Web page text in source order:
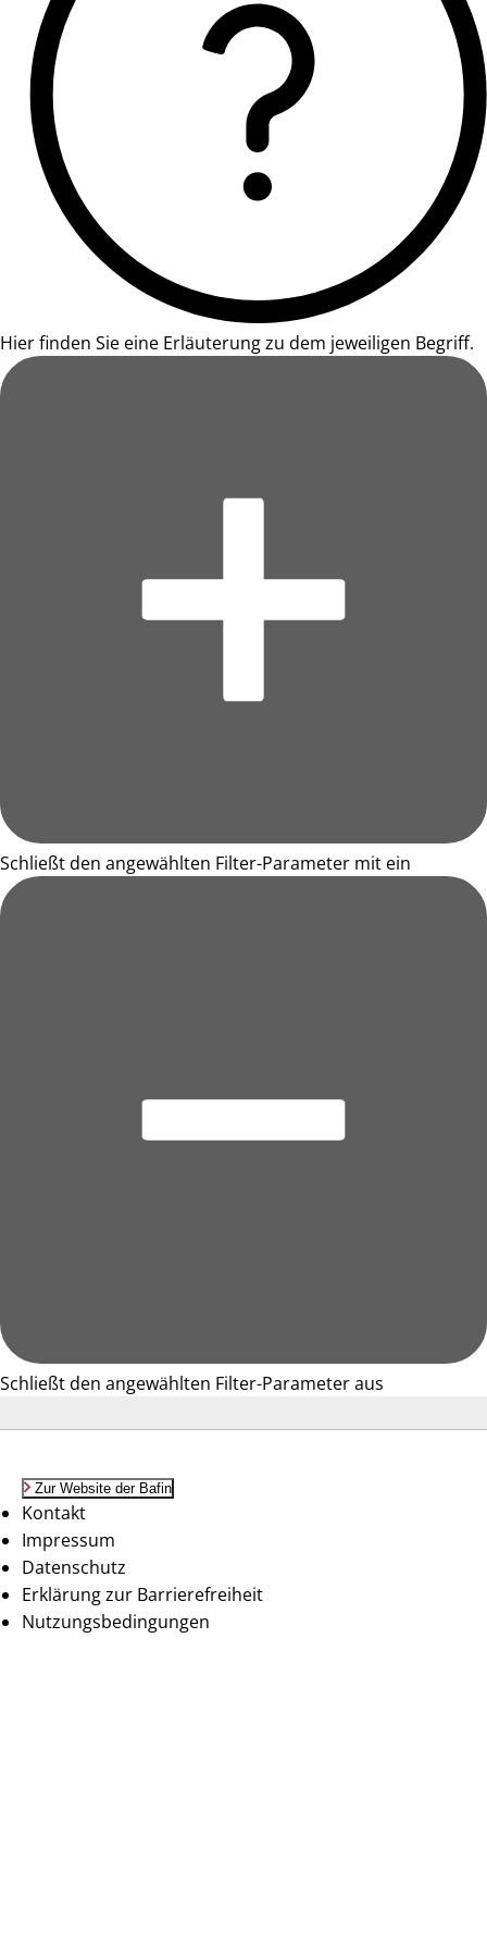
Hier finden Sie eine Erläuterung zu dem jeweiligen Begriff.
Schließt den angewählten Filter-Parameter mit ein
Schließt den angewählten Filter-Parameter aus
Zur Website der Bafin
Kontakt
Impressum
Datenschutz
Erklärung zur Barrierefreiheit
Nutzungsbedingungen